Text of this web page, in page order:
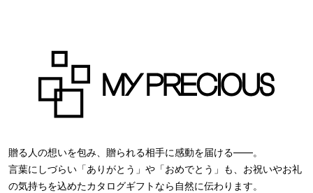
贈る人の想いを包み、贈られる相手に感動を届ける――。
言葉にしづらい「ありがとう」や「おめでとう」も、お祝いやお礼
の気持ちを込めたカタログギフトなら自然に伝わります。